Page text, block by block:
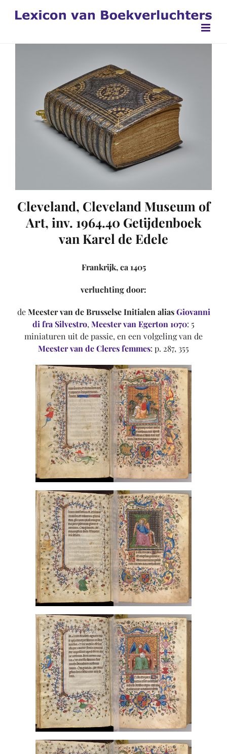
naar
Cleveland, Cleveland Museum of
Art, inv. 1964.40 Getijdenboek
van Karel de Edele
Frankrijk, ca 1405
verluchting door:
deMeester van de Brusselse Initialen aliasGiovanni
di fra Silvestro, Meester van Egerton 1070: 5
miniaturen uit de passie, en een volgeling van de
Meester van de Cleres femmes: p. 287, 355